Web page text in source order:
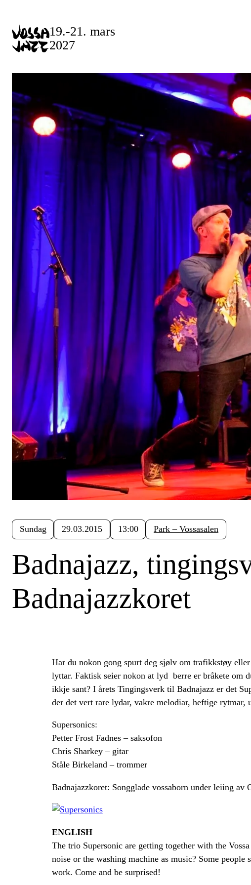
19.-21. mars
2027
Sundag 29.03.2015 13:00 Park – Vossasalen
Badnajazz,
Badnajazzkoret
Har du nokon gong spurt deg sjølv om trafikkstøy
lyttar. Faktisk seier nokon at lyd berre er bråkete om
ikkje sant? I årets Tingingsverk til Badnajazz er det
der det vert rare lydar, vakre melodiar, heftige rytmar,
Supersonics:
Petter Frost Fadnes – saksofon
Chris Sharkey – gitar
Ståle Birkeland – trommer
Badnajazzkoret: Songglade vossaborn under leiing
ENGLISH
The trio Supersonic are getting together with the
noise or the washing machine as music? Some
work. Come and be surprised!